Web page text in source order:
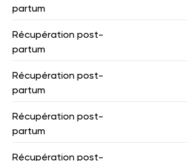
partum
Récupération post-
partum
Récupération post-
partum
Récupération post-
partum
Récupération post-